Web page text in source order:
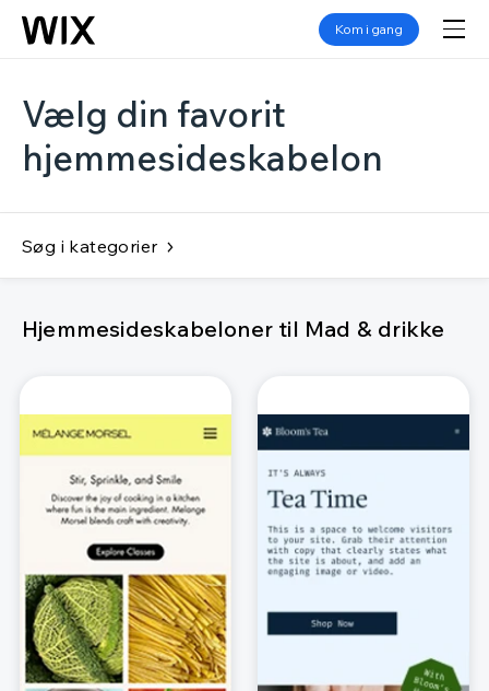
Kom i gang
Vælg din favorit
hjemmesideskabelon
Søg i kategorier
Hjemmesideskabeloner til Mad & drikke